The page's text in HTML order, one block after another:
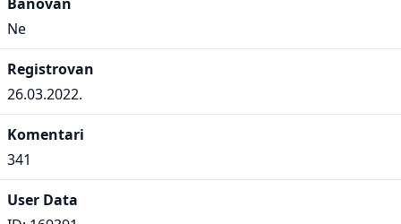
Ne
Registrovan
26.03.2022.
Komentari
341
User Data